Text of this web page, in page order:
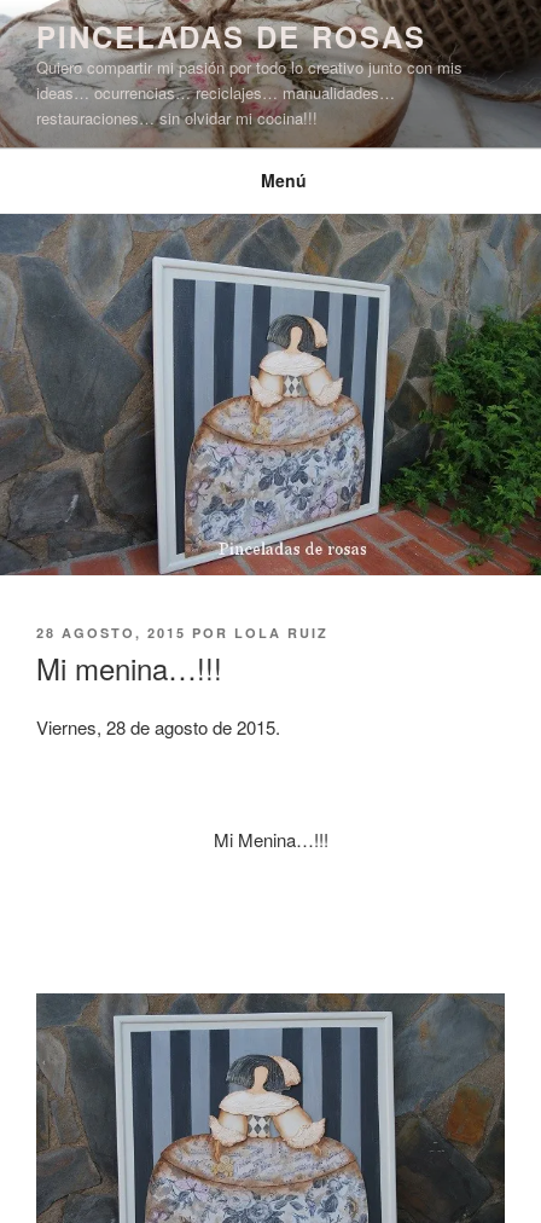
Saltar
al
contenido
PINCELADAS DE ROSAS
Quiero compartir mi pasión por todo lo creativo junto con mis
ideas… ocurrencias… reciclajes… manualidades…
restauraciones… sin olvidar mi cocina!!!
Menú
PUBLICADO
28 AGOSTO, 2015 POR LOLA RUIZ
Mi menina…!!!
Viernes, 28 de agosto de 2015.
Mi Menina…!!!